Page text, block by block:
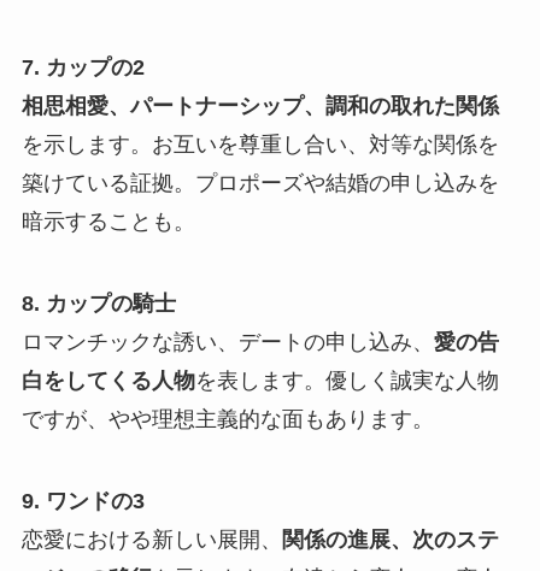
7. カップの2
相思相愛、パートナーシップ、調和の取れた関係
を示します。お互いを尊重し合い、対等な関係を
築けている証拠。プロポーズや結婚の申し込みを
暗示することも。
8. カップの騎士
ロマンチックな誘い、デートの申し込み、 愛の告
白をしてくる人物を表します。優しく誠実な人物
ですが、やや理想主義的な面もあります。
9. ワンドの3
恋愛における新しい展開、
関係の進展、次のステ